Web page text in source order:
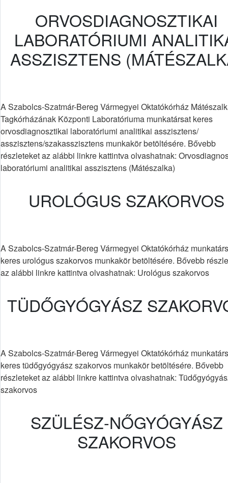
ORVOSDIAGNOSZTIKAI
LABORATÓRIUMI
ASSZISZTENS
A Szabolcs-Szatmár-Bereg Vármegyei Oktatókórház
Tagkórházának Központi Laboratóriuma munkatársat keres
orvosdiagnosztikai laboratóriumi analitikai asszisztens/
asszisztens/szakasszisztens munkakör betöltésére. Bővebb
részleteket az alábbi linkre kattintva olvashatnak:
laboratóriumi analitikai asszisztens (Mátészalka)
UROLÓGUS SZAKORVOS
A Szabolcs-Szatmár-Bereg Vármegyei Oktatókórház
keres urológus szakorvos munkakör betöltésére. Bővebb
az alábbi linkre kattintva olvashatnak: Urológus szakorvos
TÜDŐGYÓGYÁSZ
A Szabolcs-Szatmár-Bereg Vármegyei Oktatókórház
keres tüdőgyógyász szakorvos munkakör betöltésére. Bővebb
részleteket az alábbi linkre kattintva olvashatnak:
szakorvos
SZÜLÉSZ-NŐGYÓGYÁSZ
SZAKORVOS